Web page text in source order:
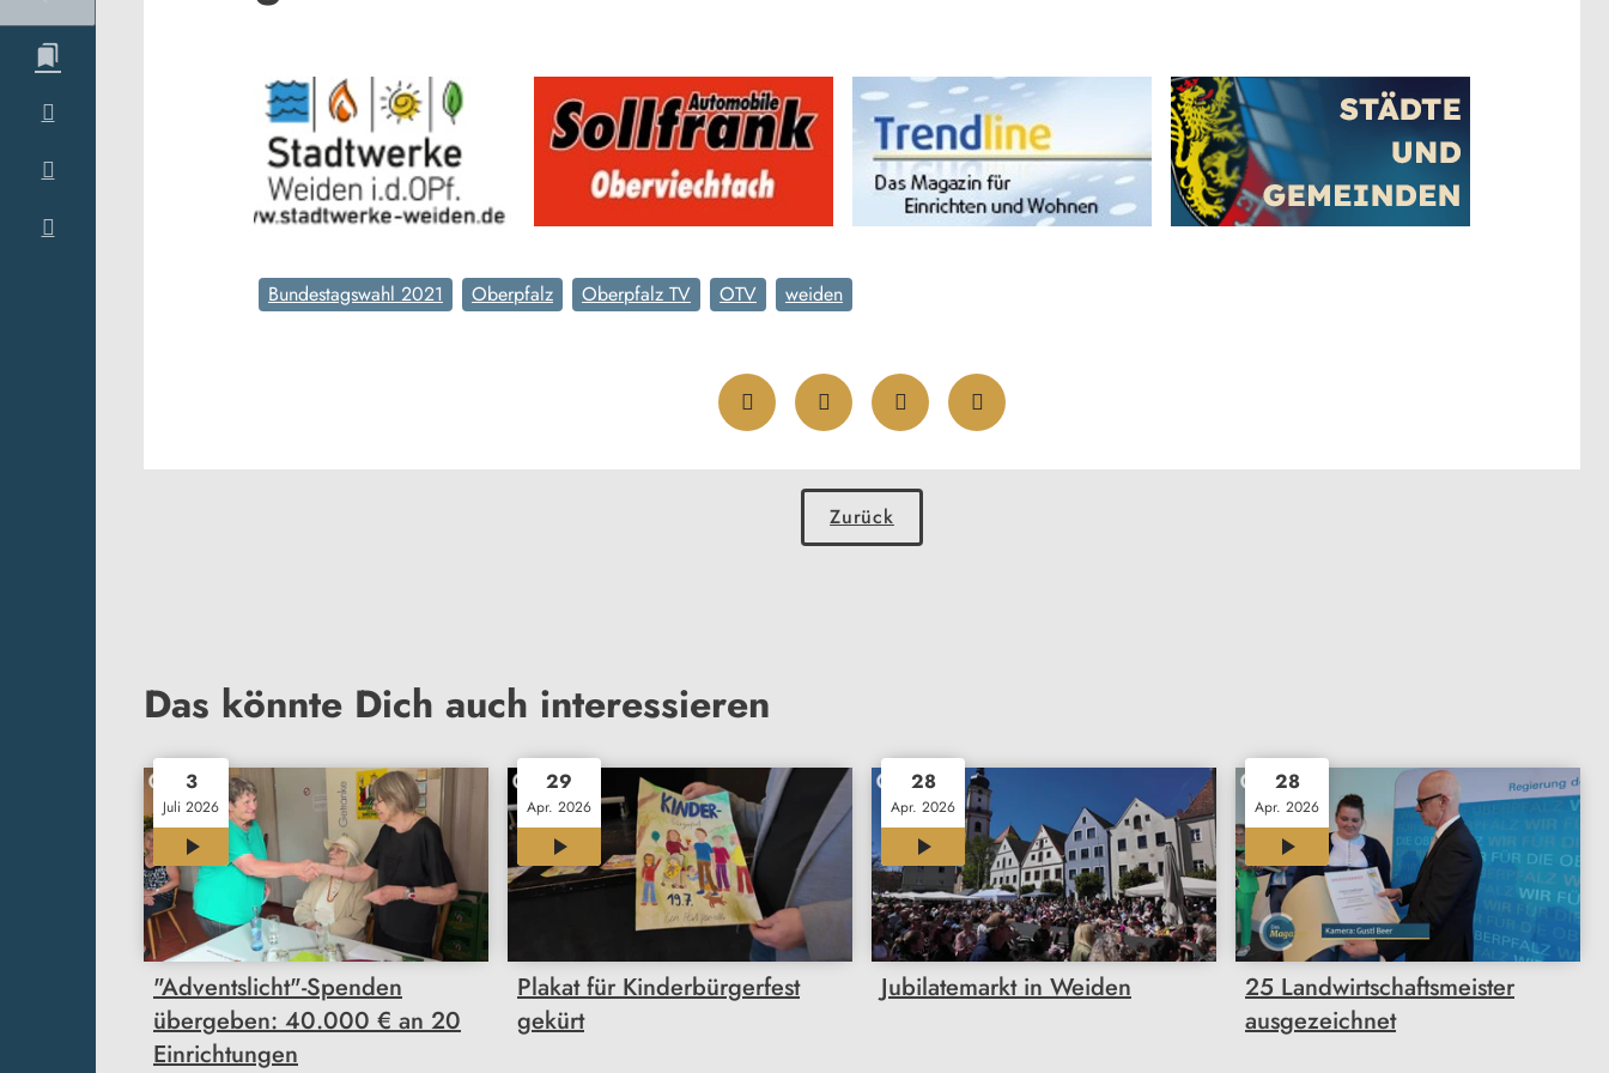
Bundestagswahl 2021 Oberpfalz Oberpfalz TV OTV weiden
Zurück
Das könnte Dich auch interessieren
3
Juli 2026
00:33
"Adventslicht"-Spenden
übergeben: 40.000 € an 20
Einrichtungen
29
Apr. 2026
00:29
Plakat für Kinderbürgerfest
gekürt
28
Apr. 2026
00:34
Jubilatemarkt in Weiden
28
Apr. 2026
00:34
25 Landwirtschaftsmeister
ausgezeichnet